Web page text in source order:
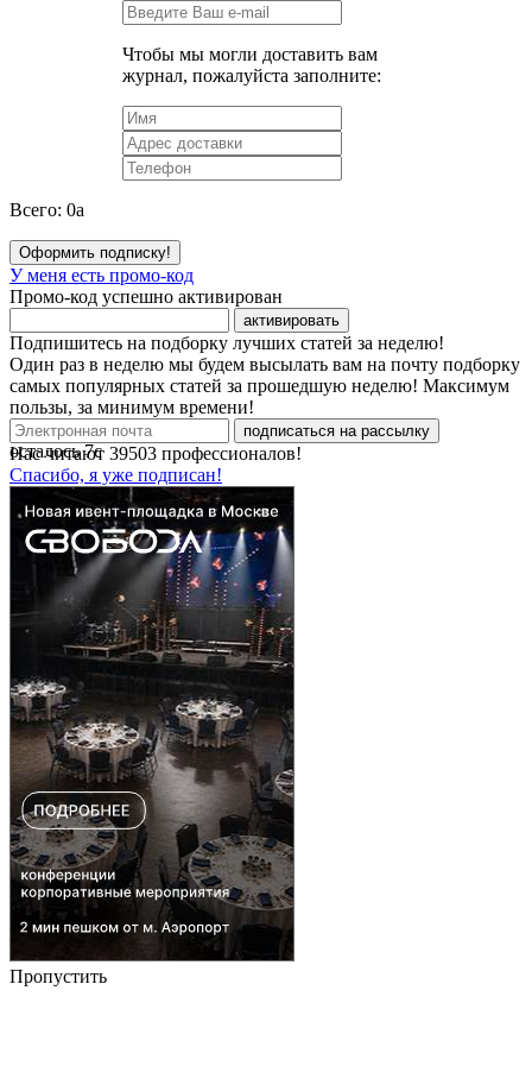
Чтобы мы могли доставить вам
журнал, пожалуйста заполните:
Всего: 0a
Оформить подписку!
У меня есть промо-код
Промо-код успешно активирован
активировать
Подпишитесь на подборку лучших статей за неделю!
Один раз в неделю мы будем высылать вам на почту подборку
самых популярных статей за прошедшую неделю! Максимум
пользы, за минимум времени!
подписаться на рассылку
Нас читают 39503 профессионалов!
Спасибо, я уже подписан!
осталось7с
Пропустить